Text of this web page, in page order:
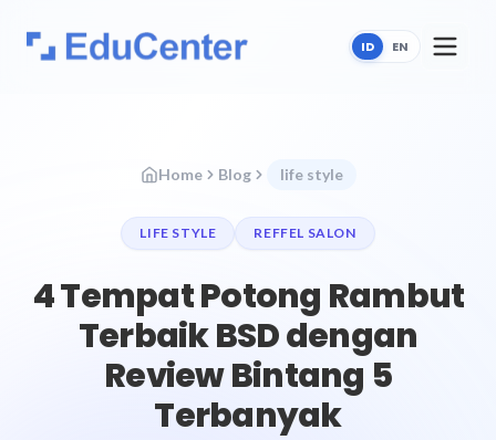
ID EN
Home Blog life style
LIFE STYLE REFFEL SALON
4 Tempat Potong Rambut
Terbaik BSD dengan
Review Bintang 5
Terbanyak